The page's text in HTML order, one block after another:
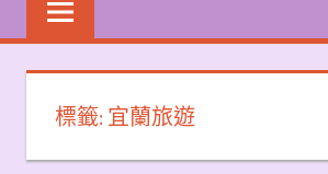
標籤:宜蘭旅遊